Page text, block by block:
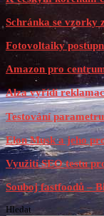
Schránka se vzorky
Fotovoltaiky
Amazon pro
Alza vyřídí
Testování
Elon Musk a jeho
Využití SEO testu
Souboj fastfoodů –
Hledat